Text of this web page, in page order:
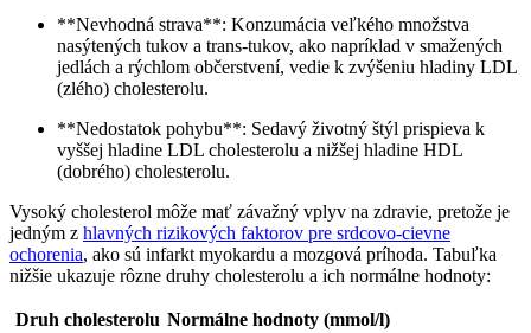
**Nevhodná strava**: Konzumácia veľkého množstva
nasýtených tukov a trans-tukov, ako napríklad v smažených ​
jedlách a rýchlom občerstvení, vedie k zvýšeniu hladiny ‍LDL
(zlého) ⁤cholesterolu.
**Nedostatok pohybu**:​ Sedavý⁤ životný štýl​ prispieva k
vyššej hladine LDL cholesterolu a ‌nižšej hladine HDL
(dobrého) cholesterolu.
Vysoký ⁢cholesterol môže⁤ mať závažný ​vplyv na zdravie,⁢ pretože je
⁢jedným z hlavných rizikových faktorov pre srdcovo-cievne
ochorenia, ako sú infarkt myokardu a mozgová príhoda. ‌Tabuľka
nižšie ukazuje rôzne druhy cholesterolu ‍a ich ⁤normálne hodnoty:
Druh cholesterolu Normálne hodnoty (mmol/l)